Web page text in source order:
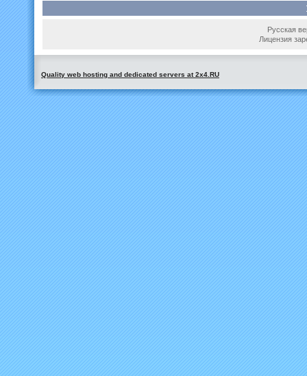
Русская
Лицензия
Quality web hosting and dedicated servers at 2x4.RU